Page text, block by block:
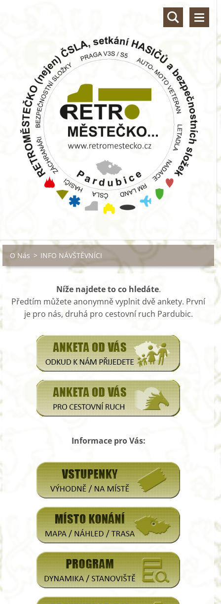
O Nás > INFO NÁVŠTĚVNÍCI
Níže najdete to co hledáte.
Předtím můžete anonymně vyplnit dvě ankety. První
je pro nás, druhá pro cestovní ruch Pardubic.
Informace pro Vás: